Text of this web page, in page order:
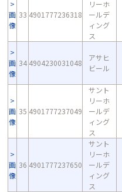
画
像
33 4901777236318
リーホ
ールデ
ィング
ス
画
像
34 4904230031048
アサヒ
ビール
画
像
35 4901777237049
サント
リーホ
ールデ
ィング
ス
画
像
36 4901777237650
サント
リーホ
ールデ
ィング
ス